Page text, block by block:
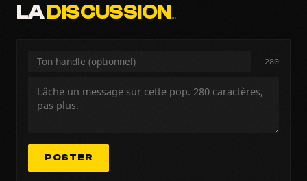
LADISCUSSION…
280
POSTER